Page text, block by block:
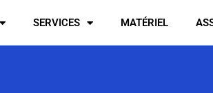
SERVICES MATÉRIEL